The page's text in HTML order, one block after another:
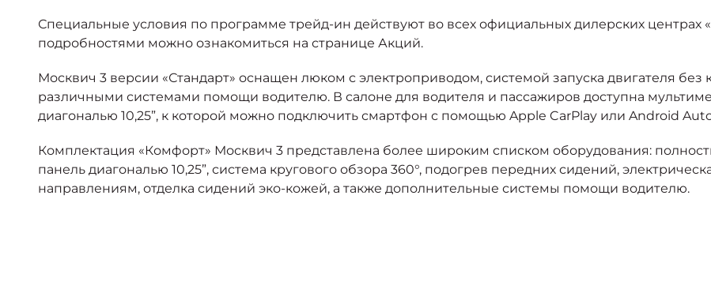
Специальные условия по программе трейд-ин действуют во всех официальных дилерских центрах
подробностями можно ознакомиться на странице Акций.
Москвич 3 версии «Стандарт» оснащен люком с электроприводом, системой запуска двигателя без
различными системами помощи водителю. В салоне для водителя и пассажиров доступна
диагональю 10,25”, к которой можно подключить смартфон с помощью Apple CarPlay или Android
Комплектация «Комфорт» Москвич 3 представлена более широким списком оборудования:
панель диагональю 10,25”, система кругового обзора 360°, подогрев передних сидений,
направлениям, отделка сидений эко-кожей, а также дополнительные системы помощи водителю.